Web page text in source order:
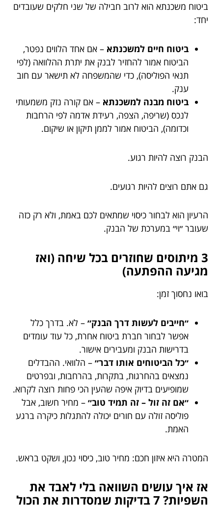
ביטוח משכנתא הוא לרוב חבילה של שני חלקים שעובדים
יחד:
ביטוח חיים למשכנתא – אם אחד הלווים נפטר,
הביטוח אמור להחזיר לבנק את יתרת ההלוואה (לפי
תנאי הפוליסה), כדי שהמשפחה לא תישאר עם חוב
ענק.
ביטוח מבנה למשכנתא – אם קורה נזק משמעותי
לנכס (שריפה, הצפה, רעידת אדמה לפי הרחבות
וכדומה), הביטוח אמור לממן תיקון או שיקום.
הבנק רוצה להיות רגוע.
גם אתם רוצים להיות רגועים.
הרעיון הוא לבחור כיסוי שמתאים לכם באמת, ולא רק כזה
שעובר ״וי״ במערכת של הבנק.
3 מיתוסים שחוזרים בכל שיחה (ואז
מגיעה ההפתעה)
בואו נחסוך זמן:
״חייבים לעשות דרך הבנק״ – לא. בדרך כלל
אפשר לבחור חברת ביטוח אחרת, כל עוד עומדים
בדרישות הבנק ומעבירים אישור.
״כל הביטוחים אותו דבר״ – הלוואי. ההבדלים
נמצאים בהחרגות, בתקרות, בהרחבות, ובפרטים
שמופיעים בדיוק איפה שהעין הכי פחות רוצה לקרוא.
״אם זה זול – זה תמיד טוב״ – מחיר חשוב, אבל
פוליסה זולה עם חורים יכולה להתגלות כיקרה ברגע
האמת.
המטרה היא איזון חכם: מחיר טוב, כיסוי נכון, ושקט בראש.
אז איך עושים השוואה בלי לאבד את
השפיות? 7 בדיקות שמסדרות את הכול